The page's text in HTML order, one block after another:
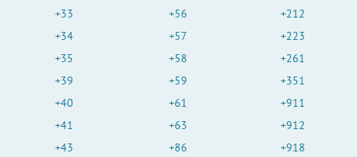
+33
+34
+35
+39
+40
+41
+43
+56
+57
+58
+59
+61
+63
+86
+212
+223
+261
+351
+911
+912
+918